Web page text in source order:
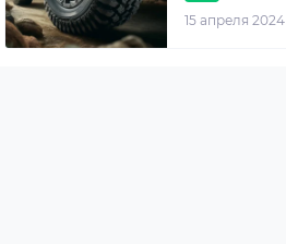
15 апреля 2024